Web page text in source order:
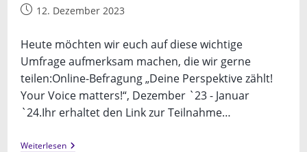
Beitrag12. Dezember 2023
Heute möchten wir euch auf diese wichtige
Umfrage aufmerksam machen, die wir gerne
teilen:Online-Befragung „Deine Perspektive zählt!
Your Voice matters!“, Dezember `23 - Januar
`24.Ihr erhaltet den Link zur Teilnahme…
WeiterlesenOnline-